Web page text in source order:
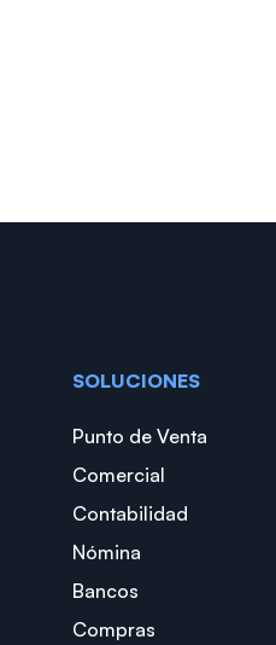
SOLUCIONES
Punto de Venta
Comercial
Contabilidad
Nómina
Bancos
Compras